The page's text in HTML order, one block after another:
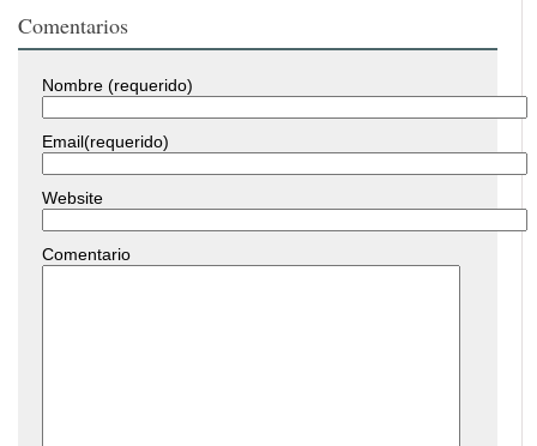
Comentarios
Nombre (requerido)
Email(requerido)
Website
Comentario